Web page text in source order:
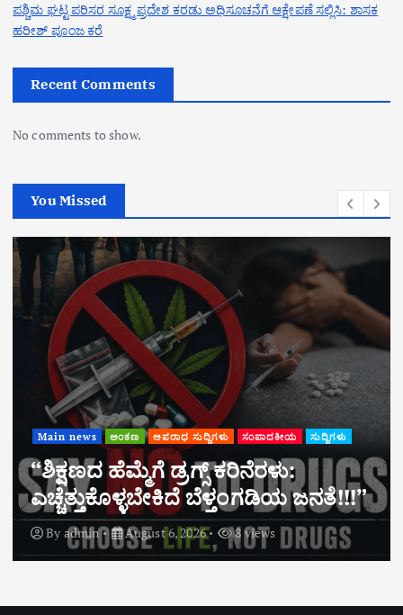
ಪಶ್ಚಿಮ ಘಟ್ಟ ಪರಿಸರ ಸೂಕ್ಷ್ಮ ಪ್ರದೇಶ ಕರಡು ಅಧಿಸೂಚನೆಗೆ ಆಕ್ಷೇಪಣೆ ಸಲ್ಲಿಸಿ: ಶಾಸಕ
ಹರೀಶ್ ಪೂಂಜ ಕರೆ
Recent Comments
No comments to show.
You Missed
Main news ಅಂಕಣ ಅಪರಾಧ ಸುದ್ದಿಗಳು ಸಂಪಾದಕೀಯ ಸುದ್ದಿಗಳು
“ಶಿಕ್ಷಣದ ಹೆಮ್ಮೆಗೆ ಡ್ರಗ್ಸ್ ಕರಿನೆರಳು:
ಎಚ್ಚೆತ್ತುಕೊಳ್ಳಬೇಕಿದೆ ಬೆಳ್ತಂಗಡಿಯ ಜನತೆ!!!”
By admin August 6, 2026 8 views